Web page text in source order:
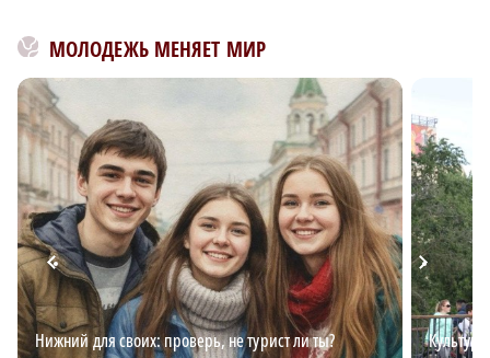
МОЛОДЕЖЬ МЕНЯЕТ МИР
Нижний для своих: проверь, не турист ли ты?